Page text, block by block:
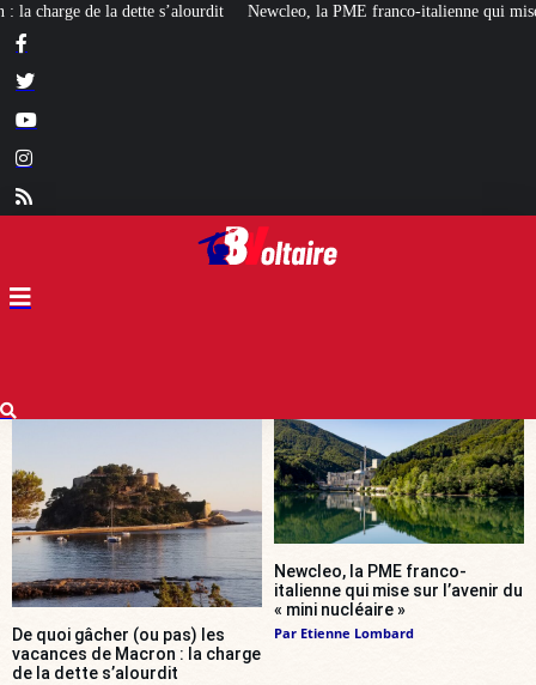
la PME franco-italienne qui mise sur l’avenir du « mini nucléaire »
De quoi gâcher (ou pas) les
vacances de Macron : la charge
de la dette s’alourdit
Newcleo, la PME franco-
italienne qui mise sur l’avenir du
« mini nucléaire »
Par Etienne Lombard